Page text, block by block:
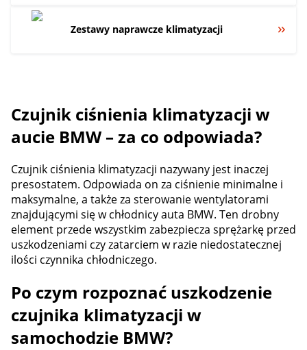
Zestawy naprawcze klimatyzacji
Czujnik ciśnienia klimatyzacji w
aucie BMW – za co odpowiada?
Czujnik ciśnienia klimatyzacji nazywany jest inaczej
presostatem. Odpowiada on za ciśnienie minimalne i
maksymalne, a także za sterowanie wentylatorami
znajdującymi się w chłodnicy auta BMW. Ten drobny
element przede wszystkim zabezpiecza sprężarkę przed
uszkodzeniami czy zatarciem w razie niedostatecznej
ilości czynnika chłodniczego.
Po czym rozpoznać uszkodzenie
czujnika klimatyzacji w
samochodzie BMW?